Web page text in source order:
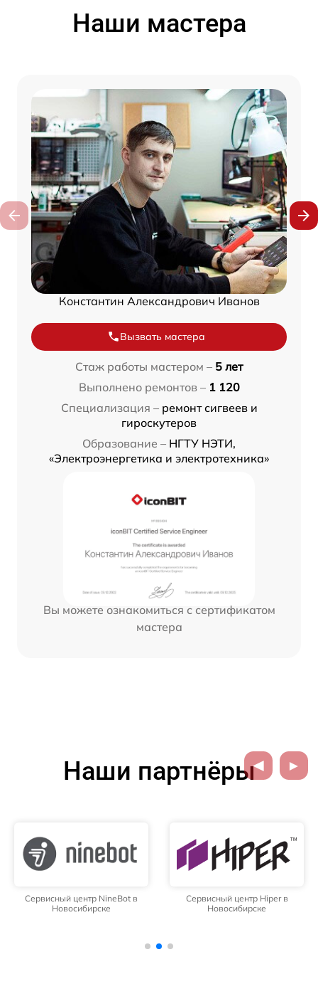
Наши мастера
Константин Александрович Иванов
Вызвать мастера
Стаж работы мастером – 5 лет
Выполнено ремонтов – 1 120
Специализация – ремонт сигвеев и
гироскутеров
Образование – НГТУ НЭТИ,
«Электроэнергетика и электротехника»
Вы можете ознакомиться с сертификатом
мастера
Наши партнёры
Сервисный центр NineBot в
Новосибирске
Сервисный центр Hiper в
Новосибирске